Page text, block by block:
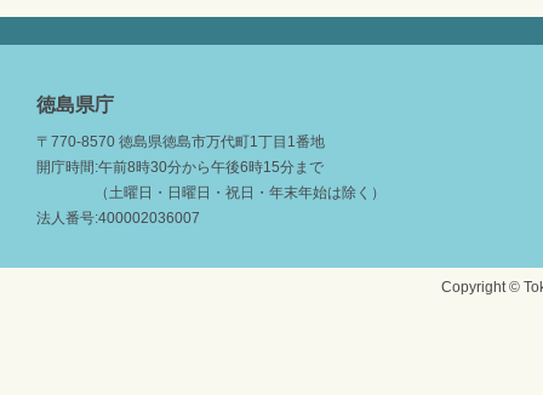
徳島県庁
〒770-8570 徳島県徳島市万代町1丁目1番地
開庁時間:午前8時30分から午後6時15分まで
（土曜日・日曜日・祝日・年末年始は除く）
法人番号:400002036007
Copyright ©